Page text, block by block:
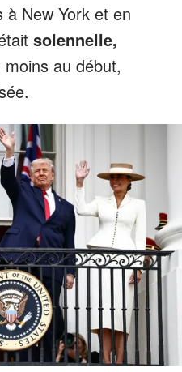
New York et en
solennelle,
au début,